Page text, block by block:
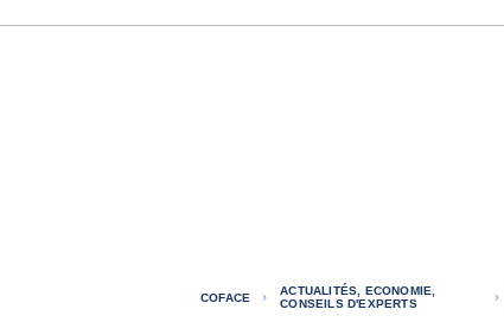
COFACE
ACTUALITÉS, ECONOMIE,
CONSEILS D'EXPERTS